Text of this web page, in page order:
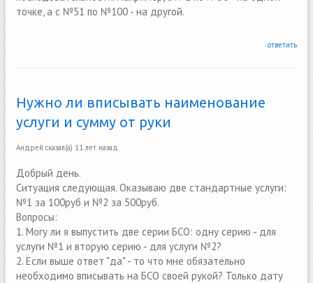
точке, а с №51 по №100 - на другой.
ответить
Нужно ли вписывать наименование
услуги и сумму от руки
Андрей сказал(а) 11 лет назад
Добрый день.
Ситуация следующая. Оказываю две стандартные услуги:
№1 за 100руб и №2 за 500руб.
Вопросы:
1. Могу ли я выпустить две серии БСО: одну серию - для
услуги №1 и вторую серию - для услуги №2?
2. Если выше ответ "да" - то что мне обязательно
необходимо вписывать на БСО своей рукой? Только дату